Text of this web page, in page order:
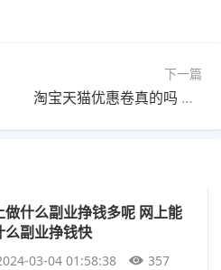
下一篇
淘宝天猫优惠卷真的吗 天猫优惠卷是真的吗
做什么副业挣钱多呢 网上能
么副业挣钱快
03-04 01:58:38 357